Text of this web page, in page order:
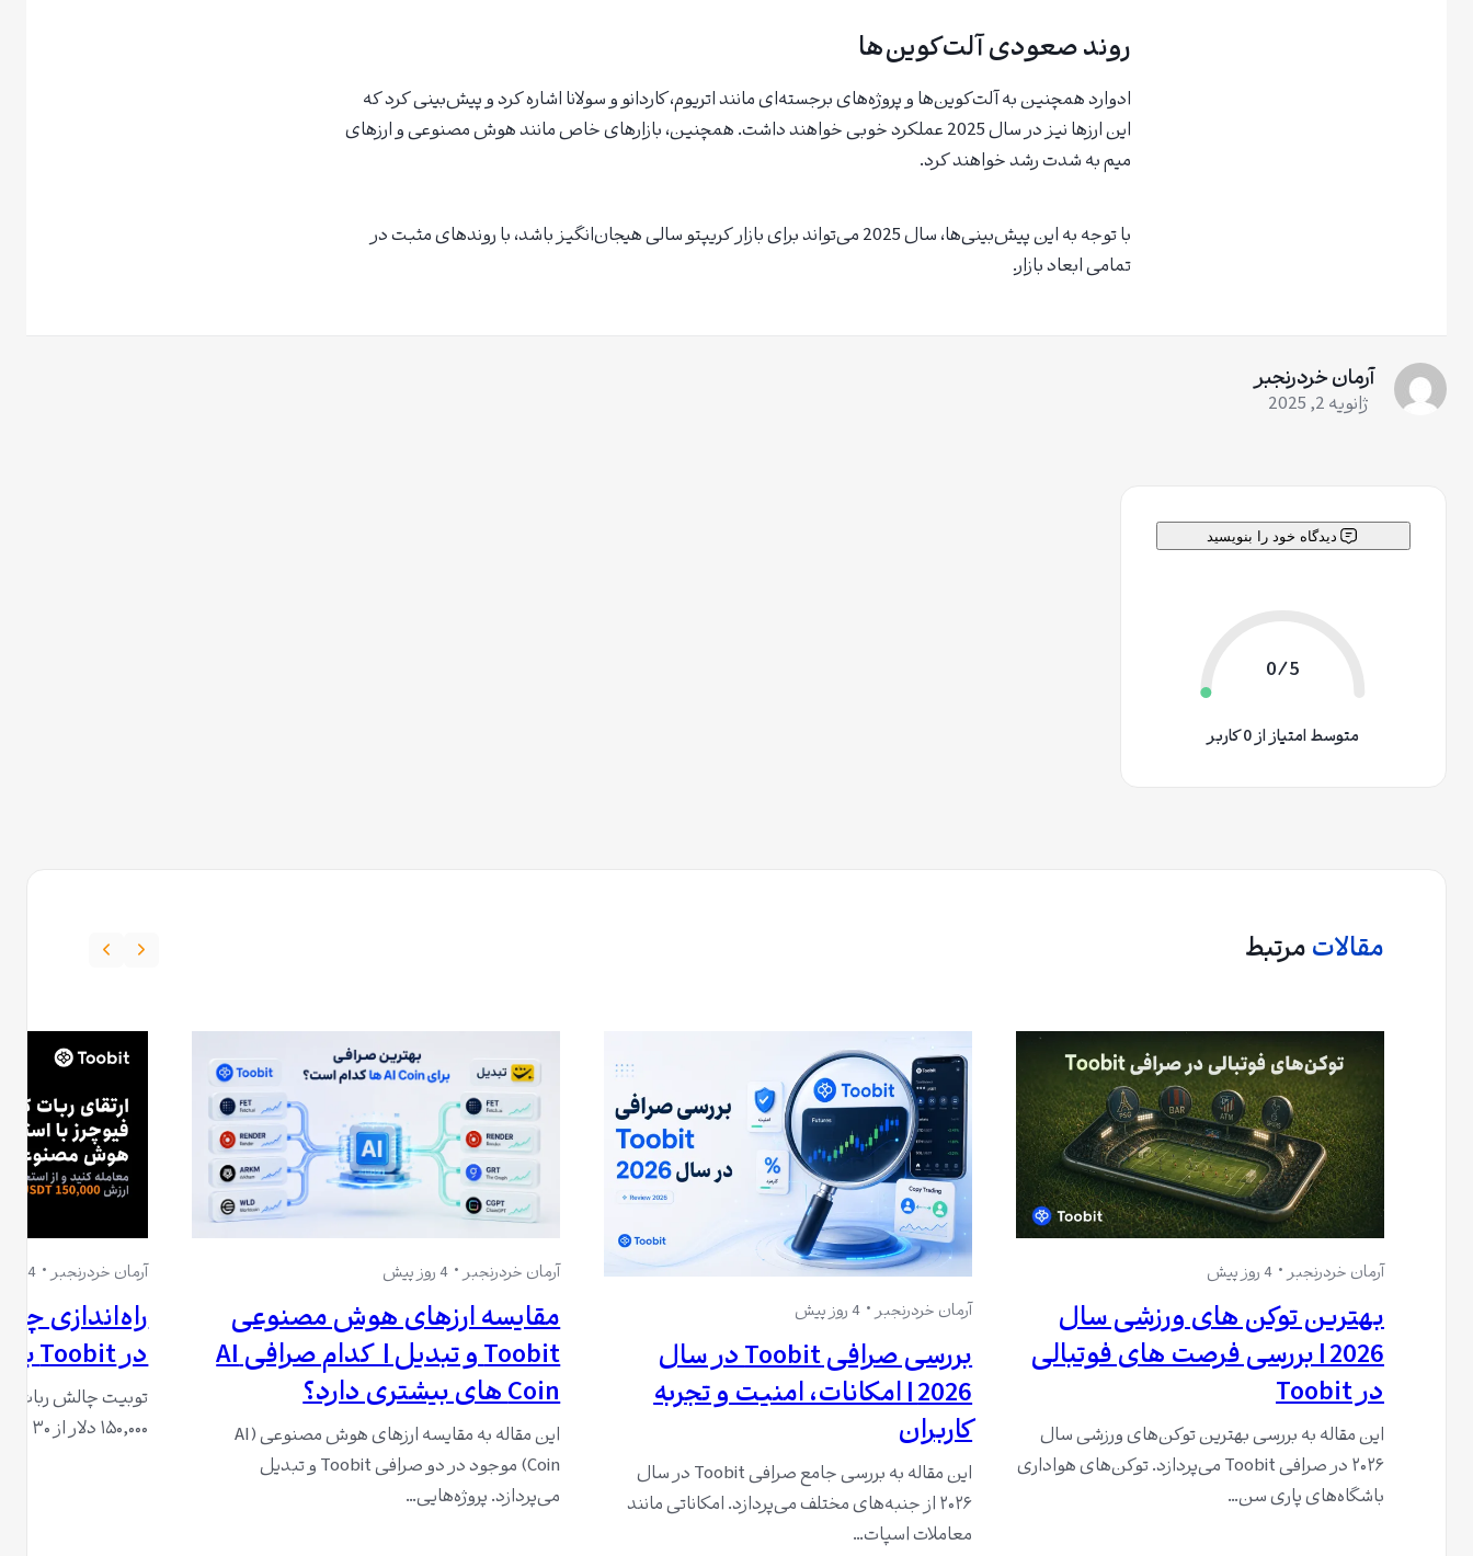
روند صعودی آلت‌کوین‌ها
ادوارد همچنین به آلت‌کوین‌ها و پروژه‌های برجسته‌ای مانند اتریوم، کاردانو و سولانا اشاره کرد و پیش‌بینی کرد که
این ارزها نیز در سال 2025 عملکرد خوبی خواهند داشت. همچنین، بازارهای خاص مانند هوش مصنوعی و ارزهای
میم به شدت رشد خواهند کرد.
با توجه به این پیش‌بینی‌ها، سال 2025 می‌تواند برای بازار کریپتو سالی هیجان‌انگیز باشد، با روندهای مثبت در
تمامی ابعاد بازار.
آرمان خردرنجبر
ژانویه 2, 2025
دیدگاه خود را بنویسید
0/5
متوسط امتیاز از 0 کاربر
مقالاتمرتبط
آرمان خردرنجبر 4 روز پیش
بهترین توکن های ورزشی سال
2026 | بررسی فرصت های فوتبالی
در Toobit
این مقاله به بررسی بهترین توکن‌های ورزشی سال
۲۰۲۶ در صرافی Toobit می‌پردازد. توکن‌های هواداری
باشگاه‌های پاری سن…
آرمان خردرنجبر 4 روز پیش
بررسی صرافی Toobit در سال
2026 | امکانات، امنیت و تجربه
کاربران
این مقاله به بررسی جامع صرافی Toobit در سال
۲۰۲۶ از جنبه‌های مختلف می‌پردازد. امکاناتی مانند
معاملات اسپات…
آرمان خردرنجبر 4 روز پیش
مقایسه ارزهای هوش مصنوعی
Toobit و تبدیل | کدام صرافی AI
Coin های بیشتری دارد؟
این مقاله به مقایسه ارزهای هوش مصنوعی (AI
Coin) موجود در دو صرافی Toobit و تبدیل
می‌پردازد. پروژه‌هایی…
آرمان خردرنجبر 4 روز پیش
راه‌اندازی
در Toobit با 150,000 USDT جایزه
توبیت چالش ربات
۱۵۰,۰۰۰ دلار از ۳۰ جولای تا ۲۰ آگوست ۲۰۲۶…